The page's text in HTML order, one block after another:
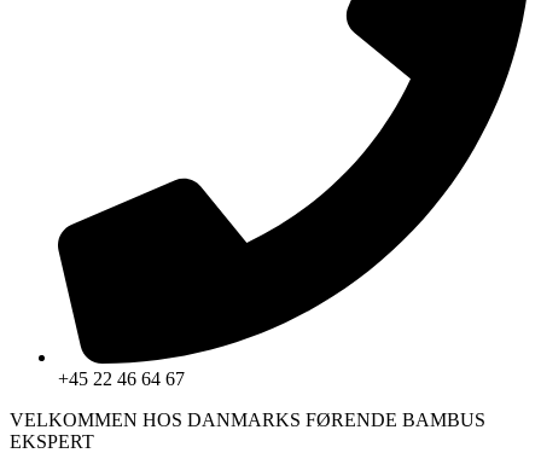
+45 22 46 64 67
VELKOMMEN HOS DANMARKS FØRENDE BAMBUS
EKSPERT